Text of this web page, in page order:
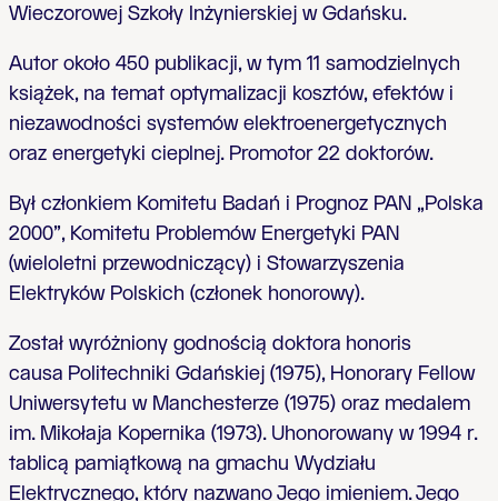
Wieczorowej Szkoły Inżynierskiej w Gdańsku.
Autor około 450 publikacji, w tym 11 samodzielnych
książek, na temat optymalizacji kosztów, efektów i
niezawodności systemów elektroenergetycznych
oraz energetyki cieplnej. Promotor 22 doktorów.
Był członkiem Komitetu Badań i Prognoz PAN „Polska
2000”, Komitetu Problemów Energetyki PAN
(wieloletni przewodniczący) i Stowarzyszenia
Elektryków Polskich (członek honorowy).
Został wyróżniony godnością doktora honoris
causa Politechniki Gdańskiej (1975), Honorary Fellow
Uniwersytetu w Manchesterze (1975) oraz medalem
im. Mikołaja Kopernika (1973). Uhonorowany w 1994 r.
tablicą pamiątkową na gmachu Wydziału
Elektrycznego, który nazwano Jego imieniem. Jego